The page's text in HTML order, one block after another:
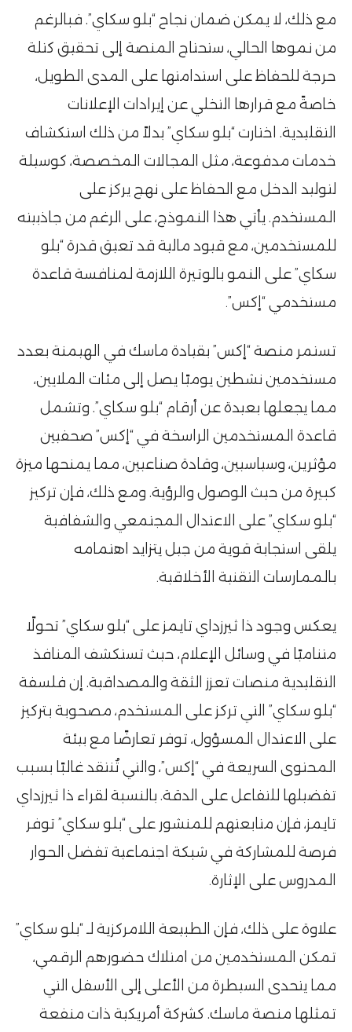
مع ذلك، لا يمكن ضمان نجاح “بلو سكاي”. فبالرغم
من نموها الحالي، ستحتاج المنصة إلى تحقيق كتلة
حرجة للحفاظ على استدامتها على المدى الطويل،
خاصةً مع قرارها التخلي عن إيرادات الإعلانات
التقليدية. اختارت “بلو سكاي” بدلاً من ذلك استكشاف
خدمات مدفوعة، مثل المجالات المخصصة، كوسيلة
لتوليد الدخل مع الحفاظ على نهج يركز على
المستخدم. يأتي هذا النموذج، على الرغم من جاذبيته
للمستخدمين، مع قيود مالية قد تعيق قدرة “بلو
سكاي” على النمو بالوتيرة اللازمة لمنافسة قاعدة
مستخدمي “إكس”۔
تستمر منصة “إكس” بقيادة ماسك في الهيمنة بعدد
مستخدمين نشطين يوميًا يصل إلى مئات الملايين،
مما يجعلها بعيدة عن أرقام “بلو سكاي”. وتشمل
قاعدة المستخدمين الراسخة في “إكس” صحفيين
مؤثرين، وسياسيين، وقادة صناعيين، مما يمنحها ميزة
كبيرة من حيث الوصول والرؤية. ومع ذلك، فإن تركيز
“بلو سكاي” على الاعتدال المجتمعي والشفافية
يلقى استجابة قوية من جيل يتزايد اهتمامه
بالممارسات التقنية الأخلاقية۔
يعكس وجود ذا ثيرزداي تايمز على “بلو سكاي” تحولًا
متناميًا في وسائل الإعلام، حيث تستكشف المنافذ
التقليدية منصات تعزز الثقة والمصداقية. إن فلسفة
“بلو سكاي” التي تركز على المستخدم، مصحوبة بتركيز
على الاعتدال المسؤول، توفر تعارضًا مع بيئة
المحتوى السريعة في “إكس”، والتي تُنتقد غالبًا بسبب
تفضيلها للتفاعل على الدقة. بالنسبة لقراء ذا ثيرزداي
تايمز، فإن متابعتهم للمنشور على “بلو سكاي” توفر
فرصة للمشاركة في شبكة اجتماعية تفضل الحوار
المدروس على الإثارة۔
علاوة على ذلك، فإن الطبيعة اللامركزية لـ “بلو سكاي”
تمكن المستخدمين من امتلاك حضورهم الرقمي،
مما يتحدى السيطرة من الأعلى إلى الأسفل التي
تمثلها منصة ماسك. كشركة أمريكية ذات منفعة